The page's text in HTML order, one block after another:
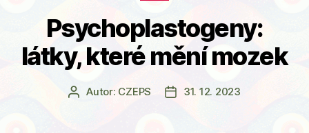
Psychoplastogeny:
látky, které mění mozek
AutorAutor: CZEPS
Datum
31. 12. 2023